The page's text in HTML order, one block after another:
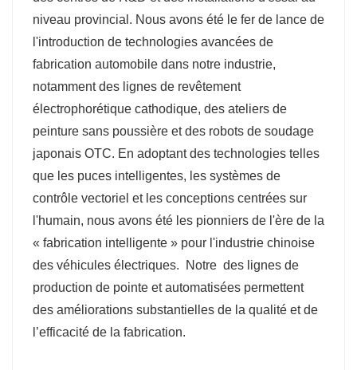
niveau provincial. Nous avons été le fer de lance de
l'introduction de technologies avancées de
fabrication automobile dans notre industrie,
notamment des lignes de revêtement
électrophorétique cathodique, des ateliers de
peinture sans poussière et des robots de soudage
japonais OTC. En adoptant des technologies telles
que les puces intelligentes, les systèmes de
contrôle vectoriel et les conceptions centrées sur
l'humain, nous avons été les pionniers de l'ère de la
« fabrication intelligente » pour l'industrie chinoise
des véhicules électriques.
Notre des lignes de
production de pointe et automatisées permettent
des améliorations substantielles de la qualité et de
l’efficacité de la fabrication.